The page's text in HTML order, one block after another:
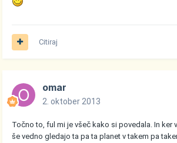
Citiraj
omar
2. oktober 2013
Točno to, ful mi je všeč kako si povedala. In ker
še vedno gledajo ta pa ta planet v takem pa